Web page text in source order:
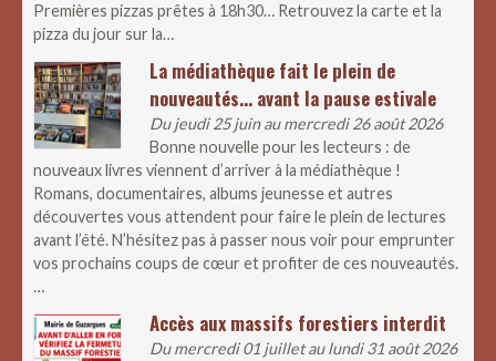
Premières pizzas prêtes à 18h30… Retrouvez la carte et la
pizza du jour sur la…
La médiathèque fait le plein de
nouveautés… avant la pause estivale
Du jeudi 25 juin au mercredi 26 août 2026
Bonne nouvelle pour les lecteurs : de
nouveaux livres viennent d’arriver à la médiathèque !
Romans, documentaires, albums jeunesse et autres
découvertes vous attendent pour faire le plein de lectures
avant l’été. N’hésitez pas à passer nous voir pour emprunter
vos prochains coups de cœur et profiter de ces nouveautés.
…
Accès aux massifs forestiers interdit
Du mercredi 01 juillet au lundi 31 août 2026